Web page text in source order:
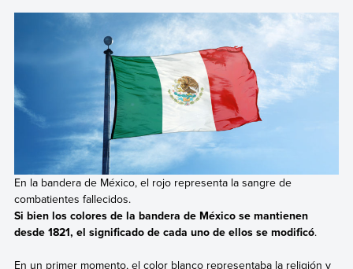
En la bandera de México, el rojo representa la sangre de
combatientes fallecidos.
Si bien los colores de la bandera de México se mantienen
desde 1821, el significado de cada uno de ellos se modificó.
En un primer momento, el color blanco representaba la religión y